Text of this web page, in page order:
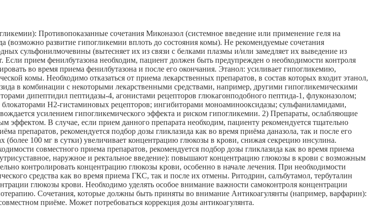
Противопоказанные сочетания Миконазол (системное введение или применение геля на
(возможно развитие гипогликемии вплоть до состояния комы). Не рекомендуемые сочетания
сульфонилмочевины (вытесняет их из связи с белками плазмы и/или замедляет их выведение из
прием фенилбутазона необходим, пациент должен быть предупрежден о необходимости контроля
во время приема фенилбутазона и после его окончания. Этанол: усиливает гипогликемию,
комы. Необходимо отказаться от приема лекарственных препаратов, в состав которых входит этанол,
в комбинации с некоторыми лекарственными средствами, например, другими гипогликемическими
дипептидил пептидазы-4, агонистами рецепторов глюкагонподобного пептида-1, флуконазолом;
Н2-гистаминовых рецепторов; ингибиторами моноаминооксидазы; сульфаниламидами,
усилением гипогликемического эффекта и риском гипогликемии. 2) Препараты, ослабляющие
эффектом. В случае, если прием данного препарата необходим, пациенту рекомендуется тщательно
препаратов, рекомендуется подбор дозы гликлазида как во время приёма даназола, так и после его
100 мг в сутки) увеличивает концентрацию глюкозы в крови, снижая секрецию инсулина.
совместного приема препаратов, рекомендуется подбор дозы гликлазида как во время приема
наружное и ректальное введение): повышают концентрацию глюкозы в крови с возможным
контролировать концентрацию глюкозы крови, особенно в начале лечения. При необходимости
средства как во время приема ГКС, так и после их отмены. Ритодрин, салъбутамол, тербуталин
глюкозы крови. Необходимо уделять особое внимание важности самоконтроля концентрации
Сочетания, которые должны быть приняты во внимание Антикоагулянты (например, варфарин):
приёме. Может потребоваться коррекция дозы антикоагулянта.